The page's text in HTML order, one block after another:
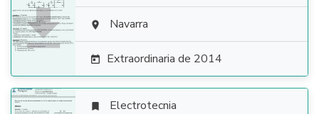
  Navarra
 Extraordinaria de 2014
 Electrotecnia